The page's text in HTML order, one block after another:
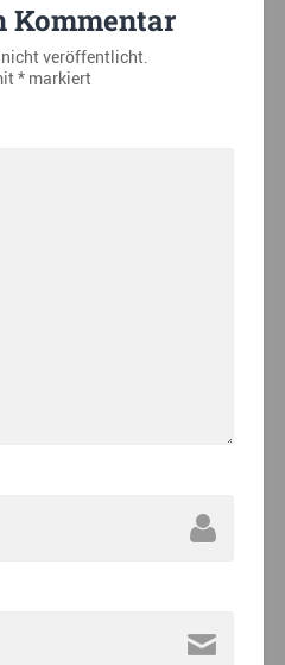
Kommentar
nicht veröffentlicht.
*markiert